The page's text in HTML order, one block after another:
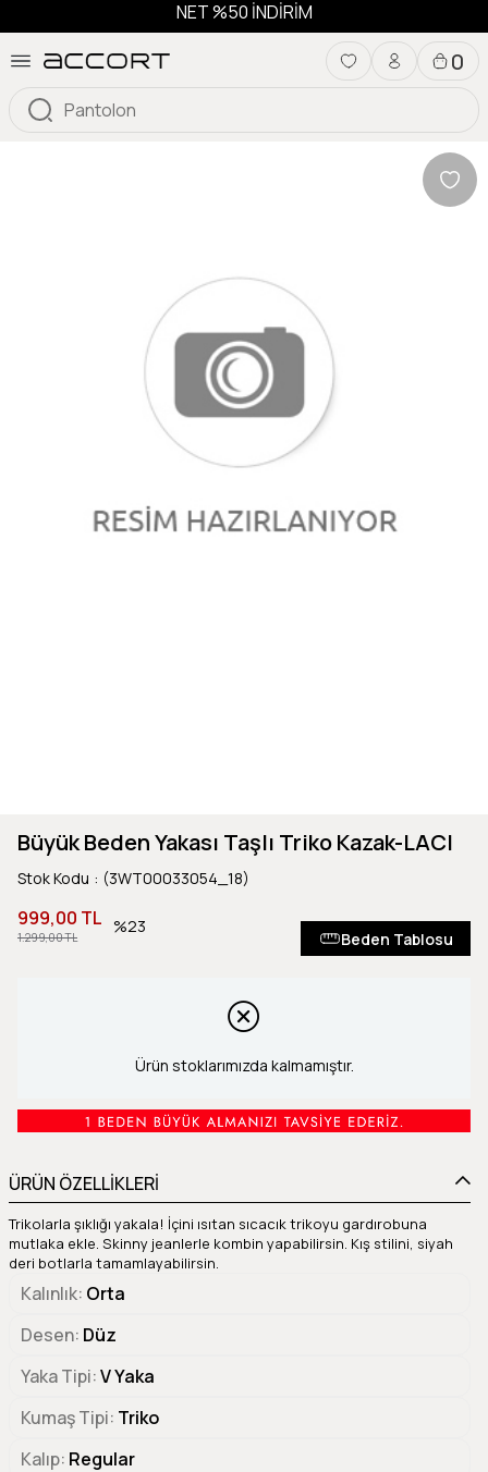
NET %50 İNDİRİM
0
Büyük Beden Yakası Taşlı Triko Kazak-LACI
Stok Kodu (3WT00033054_18)
1.299,00 TL
999,00 TL 23
Beden Tablosu
Ürün stoklarımızda kalmamıştır.
ÜRÜN ÖZELLİKLERİ
Trikolarla şıklığı yakala! İçini ısıtan sıcacık trikoyu gardırobuna
mutlaka ekle. Skinny jeanlerle kombin yapabilirsin. Kış stilini, siyah
deri botlarla tamamlayabilirsin.
Kalınlık Orta
Desen Düz
Yaka Tipi V Yaka
Kumaş Tipi Triko
Kalıp Regular